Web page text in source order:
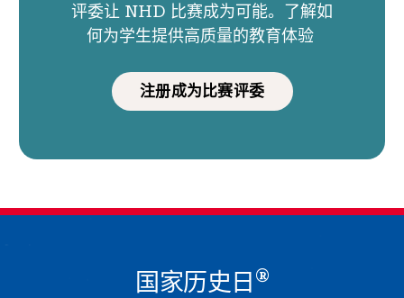
评委让 NHD 比赛成为可能。了解如
何为学生提供高质量的教育体验
注册成为比赛评委
国家历史日 ®